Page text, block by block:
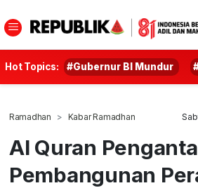
Hot Topics: #Gubernur BI Mundur
Ramadhan Kabar Ramadhan
Al Quran
Pembangunan